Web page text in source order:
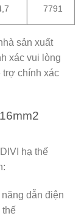
7791
sản xuất
xác vui lòng
trợ chính xác
hạ thế
dẫn điện